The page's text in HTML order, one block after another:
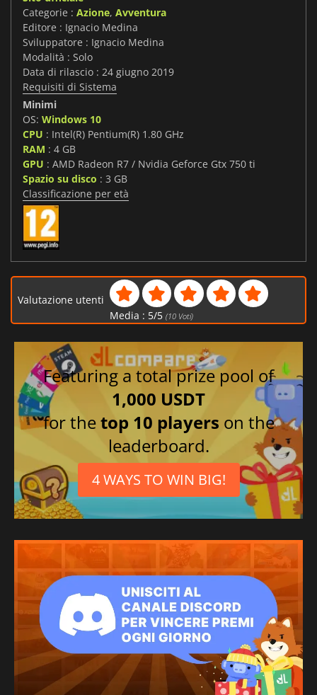
Categorie : Azione, Avventura
Editore : Ignacio Medina
Sviluppatore : Ignacio Medina
Modalità : Solo
Data di rilascio : 24 giugno 2019
Requisiti di Sistema
Minimi
OS: Windows 10
CPU : Intel(R) Pentium(R) 1.80 GHz
RAM : 4 GB
GPU : AMD Radeon R7 / Nvidia Geforce Gtx 750 ti
Spazio su disco : 3 GB
Classificazione per età
Valutazione utenti
Media : 5/5 (10Voti)
Featuring a total prize pool of
1,000 USDT
for thetop 10 players on the
leaderboard.
4 WAYS TO WIN BIG!